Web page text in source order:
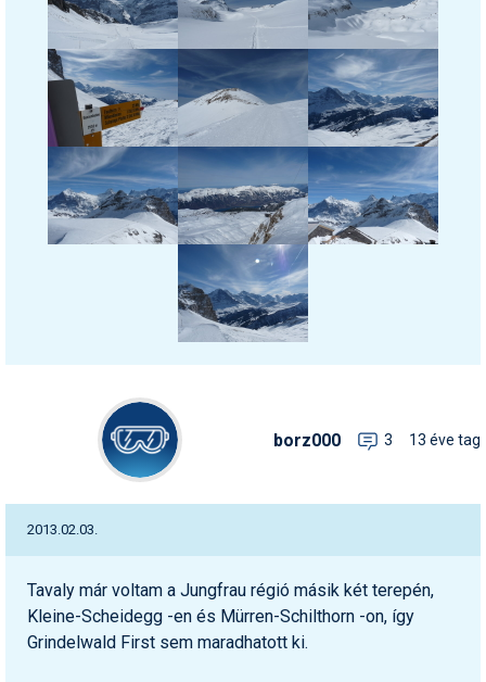
borz000 3 13 éve tag
2013.02.03.
Tavaly már voltam a Jungfrau régió másik két terepén,
Kleine-Scheidegg -en és Mürren-Schilthorn -on, így
Grindelwald First sem maradhatott ki.